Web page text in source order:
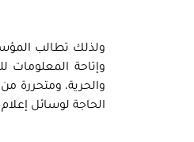
ولذلك تطالب
وإتاحة
والحرية، ومتحررة
الحاجة لوسائل